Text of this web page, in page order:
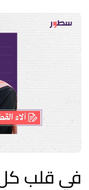
في قلب كل